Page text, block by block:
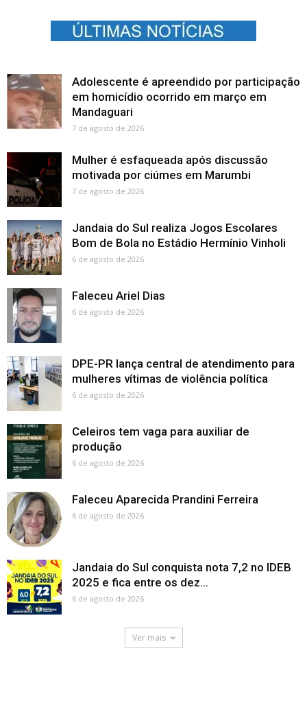
Adolescente é apreendido por participação
em homicídio ocorrido em março em
Mandaguari
7 de agosto de 2026
Mulher é esfaqueada após discussão
motivada por ciúmes em Marumbi
7 de agosto de 2026
Jandaia do Sul realiza Jogos Escolares
Bom de Bola no Estádio Hermínio Vinholi
6 de agosto de 2026
Faleceu Ariel Dias
6 de agosto de 2026
DPE-PR lança central de atendimento para
mulheres vítimas de violência política
6 de agosto de 2026
Celeiros tem vaga para auxiliar de
produção
6 de agosto de 2026
Faleceu Aparecida Prandini Ferreira
6 de agosto de 2026
Jandaia do Sul conquista nota 7,2 no IDEB
2025 e fica entre os dez...
6 de agosto de 2026
Ver mais